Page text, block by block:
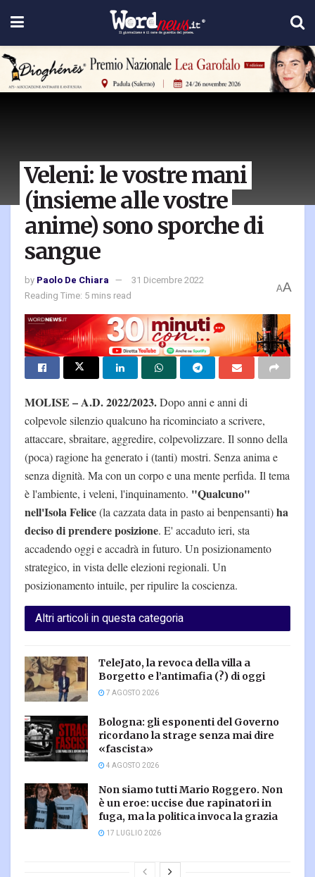
Veleni: le vostre mani
(insieme alle vostre
anime) sono sporche di
sangue
by Paolo De Chiara
31 Dicembre 2022
Reading Time: 5 mins read
AA
MOLISE – A.D. 2022/2023.Dopo anni e anni di
colpevole silenzio qualcuno ha ricominciato a scrivere,
attaccare, sbraitare, aggredire, colpevolizzare. Il sonno della
(poca) ragione ha generato i (tanti) mostri. Senza anima e
senza dignità. Ma con un corpo e una mente perfida. Il tema
è l'ambiente, i veleni, l'inquinamento. "Qualcuno"
nell'Isola Felice(la cazzata data in pasto ai benpensanti)ha
deciso di prendere posizione. E' accaduto ieri, sta
accadendo oggi e accadrà in futuro. Un posizionamento
strategico, in vista delle elezioni regionali. Un
posizionamento intuile, per ripulire la coscienza.
Altri articoli in questa categoria
TeleJato, la revoca della villa a
Borgetto e l’antimafia (?) di oggi
7 AGOSTO 2026
Bologna: gli esponenti del Governo
ricordano la strage senza mai dire
«fascista»
4 AGOSTO 2026
Non siamo tutti Mario Roggero. Non
è un eroe: uccise due rapinatori in
fuga, ma la politica invoca la grazia
17 LUGLIO 2026